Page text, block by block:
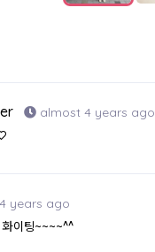
almost 4 years ago
years ago
이팅~~~~^^